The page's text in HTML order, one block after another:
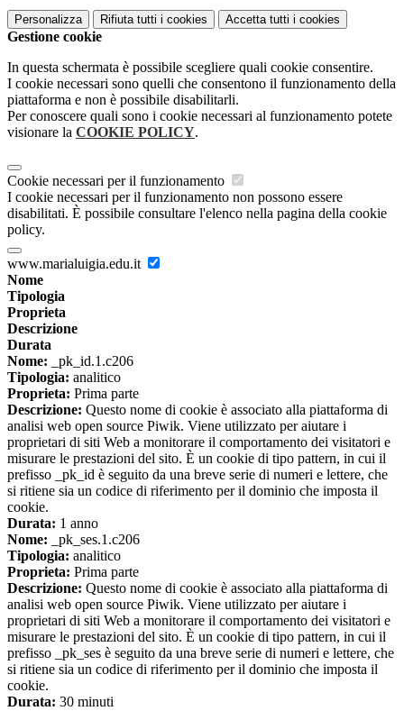
Personalizza Rifiuta tutti i cookies Accetta tutti i cookies
Gestione cookie
In questa schermata è possibile scegliere quali cookie consentire.
I cookie necessari sono quelli che consentono il funzionamento della
piattaforma e non è possibile disabilitarli.
Per conoscere quali sono i cookie necessari al funzionamento potete
visionare la COOKIE POLICY.
Cookie necessari per il funzionamento
I cookie necessari per il funzionamento non possono essere
disabilitati. È possibile consultare l'elenco nella pagina della cookie
policy.
www.marialuigia.edu.it
Nome
Tipologia
Proprieta
Descrizione
Durata
Nome: _pk_id.1.c206
Tipologia: analitico
Proprieta: Prima parte
Descrizione: Questo nome di cookie è associato alla piattaforma di
analisi web open source Piwik. Viene utilizzato per aiutare i
proprietari di siti Web a monitorare il comportamento dei visitatori e
misurare le prestazioni del sito. È un cookie di tipo pattern, in cui il
prefisso _pk_id è seguito da una breve serie di numeri e lettere, che
si ritiene sia un codice di riferimento per il dominio che imposta il
cookie.
Durata: 1 anno
Nome: _pk_ses.1.c206
Tipologia: analitico
Proprieta: Prima parte
Descrizione: Questo nome di cookie è associato alla piattaforma di
analisi web open source Piwik. Viene utilizzato per aiutare i
proprietari di siti Web a monitorare il comportamento dei visitatori e
misurare le prestazioni del sito. È un cookie di tipo pattern, in cui il
prefisso _pk_ses è seguito da una breve serie di numeri e lettere, che
si ritiene sia un codice di riferimento per il dominio che imposta il
cookie.
Durata: 30 minuti